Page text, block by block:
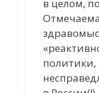
в целом,